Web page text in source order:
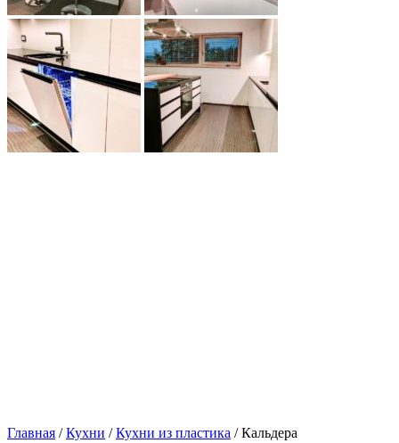
Главная /Кухни /Кухни из пластика / Кальдера